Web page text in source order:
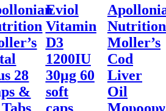
28
&
Eviol
Vitamin
D3
1200IU
30μg 60
soft
caps
Nutrition
Moller’s
Cod
Liver
Oil